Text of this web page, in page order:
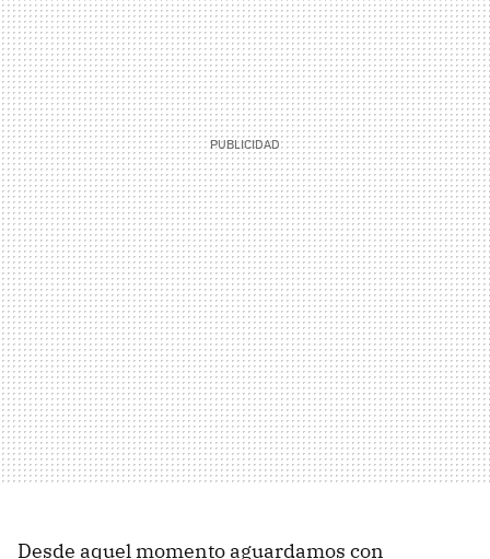
Desde aquel momento aguardamos con